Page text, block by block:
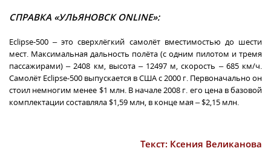
СПРАВКА «УЛЬЯНОВСК ONLINE»:
Eclipse-500 – это сверхлёгкий самолёт вместимостью до шести
мест. Максимальная дальность полёта (с одним пилотом и тремя
пассажирами) – 2408 км, высота – 12497 м, скорость – 685 км/ч.
Самолёт Eclipse-500 выпускается в США с 2000 г. Первоначально он
стоил немногим менее $1 млн. В начале 2008 г. его цена в базовой
комплектации составляла $1,59 млн, в конце мая – $2,15 млн.
Текст: Ксения Великанова